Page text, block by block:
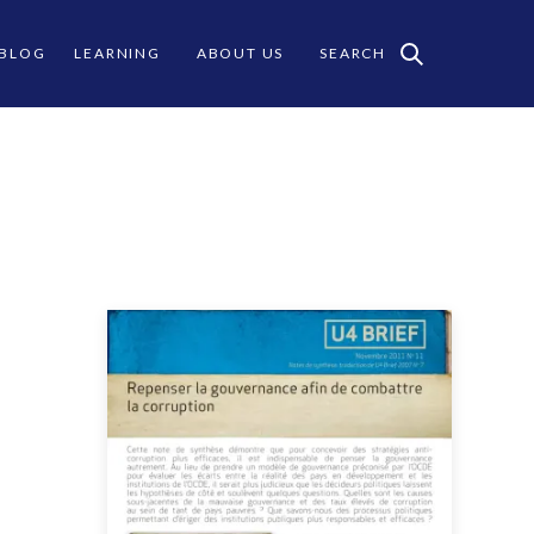
LEARNING ABOUT US SEARCH